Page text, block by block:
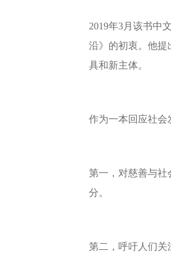
2019年3月该书中
沿》的初衷。他提
具和新主体。
作为一本回应社会
第一，对慈善与社
分。
第二，呼吁人们